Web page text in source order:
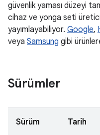
güvenlik yaması düzeyi
cihaz ve yonga seti
yayımlayabiliyor. Google,
veya Samsung gibi
Sürümler
Sürüm Tarih